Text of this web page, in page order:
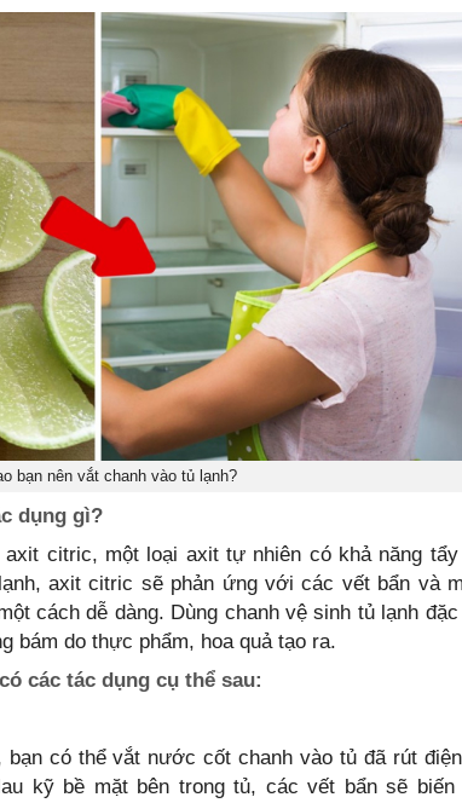
bạn nên vắt chanh vào tủ lạnh?
dụng gì?
citric, một loại axit tự nhiên có khả năng
axit citric sẽ phản ứng với các vết bẩn và
cách dễ dàng. Dùng chanh vệ sinh tủ lạnh
bám do thực phẩm, hoa quả tạo ra.
các tác dụng cụ thể sau:
có thể vắt nước cốt chanh vào tủ đã rút
kỹ bề mặt bên trong tủ, các vết bẩn sẽ biến